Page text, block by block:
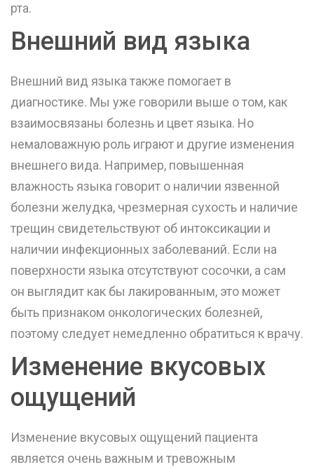
рта.
Внешний вид языка
Внешний вид языка также помогает в
диагностике. Мы уже говорили выше о том, как
взаимосвязаны болезнь и цвет языка. Но
немаловажную роль играют и другие изменения
внешнего вида. Например, повышенная
влажность языка говорит о наличии язвенной
болезни желудка, чрезмерная сухость и наличие
трещин свидетельствуют об интоксикации и
наличии инфекционных заболеваний. Если на
поверхности языка отсутствуют сосочки, а сам
он выглядит как бы лакированным, это может
быть признаком онкологических болезней,
поэтому следует немедленно обратиться к врачу.
Изменение вкусовых
ощущений
Изменение вкусовых ощущений пациента
является очень важным и тревожным